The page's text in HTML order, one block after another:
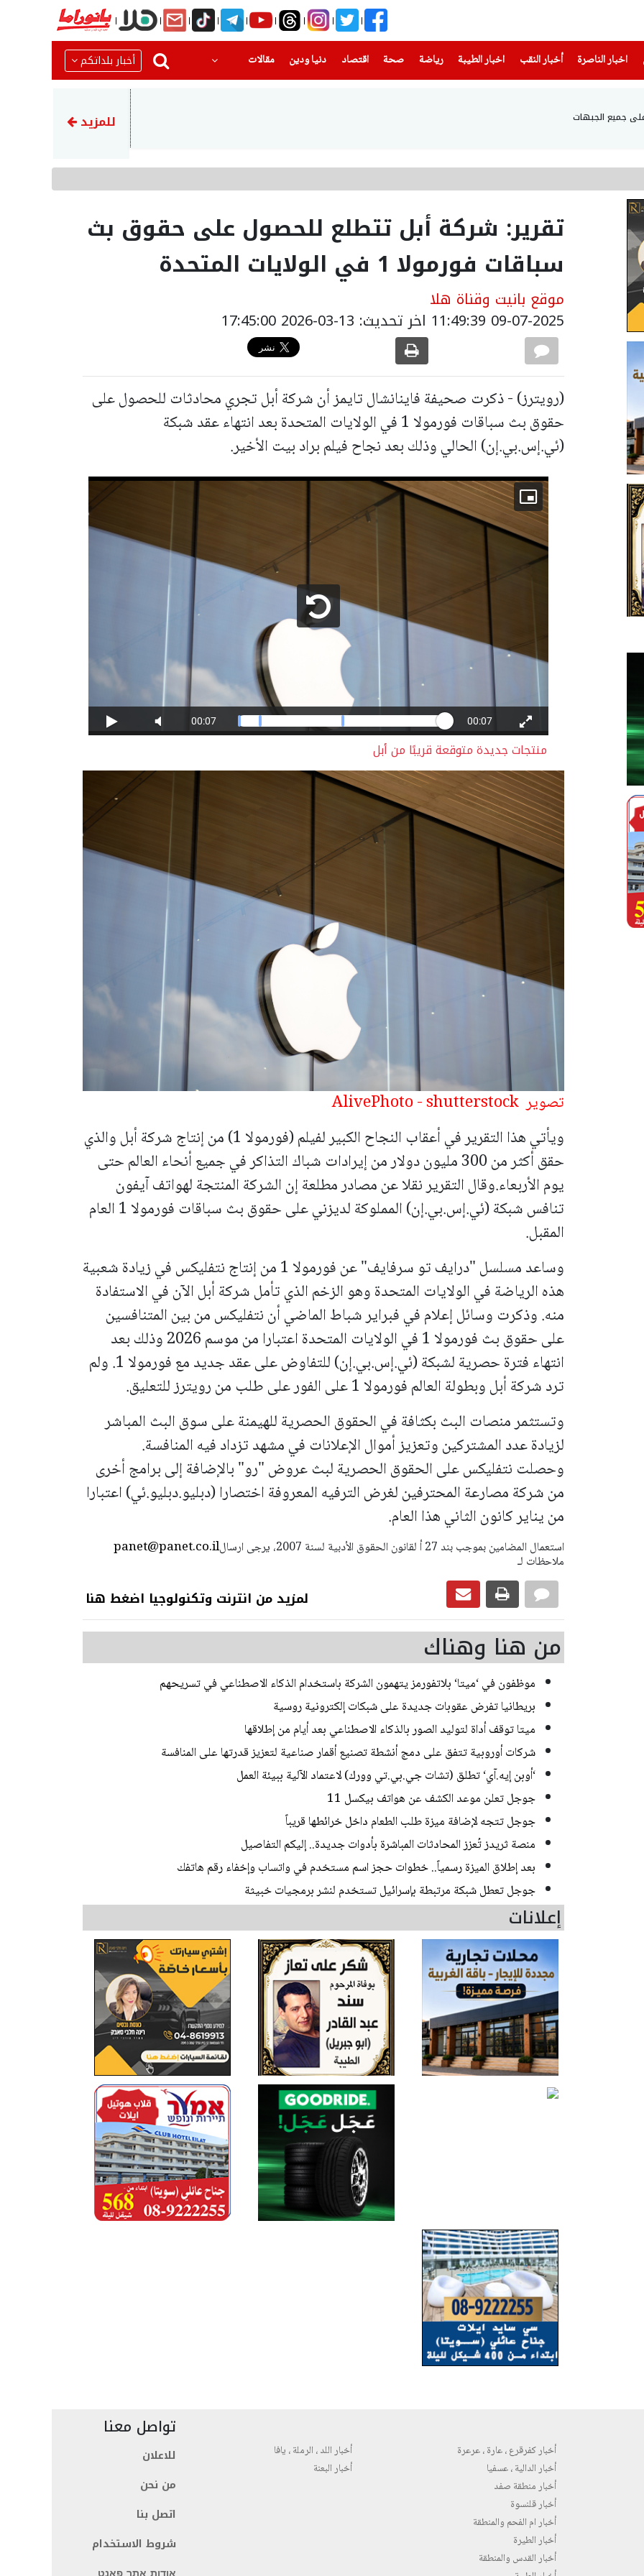
اخبار الناصرة
(current) أخبار النقب اخبار الطيبة(current) رياضة
(current) صحة(current) اقتصاد دنيا ودين
(current) مقالات أخبار بلداتكم
جميع الجبهات مصرع شاب واصابة 3 اخرين بحادث طرق مروع قرب حورة
للمزيد
تقرير: شركة أبل تتطلع للحصول على حقوق بث
سباقات فورمولا 1 في الولايات المتحدة
موقع بانيت وقناة هلا
09-07-2025 11:49:39 اخر تحديث: 13-03-2026 17:45:00
(رويترز) - ذكرت صحيفة فاينانشال تايمز أن شركة أبل تجري محادثات للحصول على
حقوق بث سباقات فورمولا 1 في الولايات المتحدة بعد انتهاء عقد شبكة
(ئي.إس.بي.إن) الحالي وذلك بعد نجاح فيلم براد بيت الأخير.
منتجات جديدة متوقعة قريبًا من أبل
تصوير AlivePhoto - shutterstock
ويأتي هذا التقرير في أعقاب النجاح الكبير لفيلم (فورمولا 1) من إنتاج شركة أبل والذي
حقق أكثر من 300 مليون دولار من إيرادات شباك التذاكر في جميع أنحاء العالم حتى
يوم الأربعاء.وقال التقرير نقلا عن مصادر مطلعة إن الشركة المنتجة لهواتف آيفون
تنافس شبكة (ئي.إس.بي.إن) المملوكة لديزني على حقوق بث سباقات فورمولا 1 العام
المقبل.
وساعد مسلسل "درايف تو سرفايف" عن فورمولا 1 من إنتاج نتفليكس في زيادة شعبية
هذه الرياضة في الولايات المتحدة وهو الزخم الذي تأمل شركة أبل الآن في الاستفادة
منه. وذكرت وسائل إعلام في فبراير شباط الماضي أن نتفليكس من بين المتنافسين
على حقوق بث فورمولا 1 في الولايات المتحدة اعتبارا من موسم 2026 وذلك بعد
انتهاء فترة حصرية لشبكة (ئي.إس.بي.إن) للتفاوض على عقد جديد مع فورمولا 1. ولم
ترد شركة أبل وبطولة العالم فورمولا 1 على الفور على طلب من رويترز للتعليق.
وتستثمر منصات البث بكثافة في الحقوق الحصرية للهيمنة على سوق البث المباشر
لزيادة عدد المشتركين وتعزيز أموال الإعلانات في مشهد تزداد فيه المنافسة.
وحصلت نتفليكس على الحقوق الحصرية لبث عروض "رو" بالإضافة إلى برامج أخرى
من شركة مصارعة المحترفين لغرض الترفيه المعروفة اختصارا (دبليو.دبليو.ئي) اعتبارا
من يناير كانون الثاني هذا العام.
panet@panet.co.ilاستعمال المضامين بموجب بند 27 أ لقانون الحقوق الأدبية لسنة 2007، يرجى ارسال
ملاحظات لـ
لمزيد من انترنت وتكنولوجيا اضغط هنا
من هنا وهناك
موظفون في ‘ميتا‘ بلاتفورمز يتهمون الشركة باستخدام الذكاء الاصطناعي في تسريحهم
بريطانيا تفرض عقوبات جديدة على شبكات إلكترونية روسية
ميتا توقف أداة لتوليد الصور بالذكاء الاصطناعي بعد أيام من إطلاقها
شركات أوروبية تتفق على دمج أنشطة تصنيع أقمار صناعية لتعزيز قدرتها على المنافسة
‘أوبن إيه.آي‘ تطلق (تشات جي.بي.تي وورك) لاعتماد الآلية ببيئة العمل
جوجل تعلن موعد الكشف عن هواتف بيكسل 11
جوجل تتجه لإضافة ميزة طلب الطعام داخل خرائطها قريباً
منصة ثريدز تُعزز المحادثات المباشرة بأدوات جديدة.. إليكم التفاصيل
بعد إطلاق الميزة رسمياً.. خطوات حجز اسم مستخدم في واتساب وإخفاء رقم هاتفك
جوجل تعطل شبكة مرتبطة بإسرائيل تستخدم لنشر برمجيات خبيثة
إعلانات
أخبار كفرقرع ، عارة ، عرعرة
أخبار الدالية ، عسفيا
أخبار منطقة صفد
أخبار قلنسوة
أخبار ام الفحم والمنطقة
أخبار الطيرة
أخبار القدس والمنطقة
أخبار اللد ، الرملة ، يافا
أخبار البعنة
تواصل معنا
للاعلان
من نحن
اتصل بنا
شروط الاستخدام